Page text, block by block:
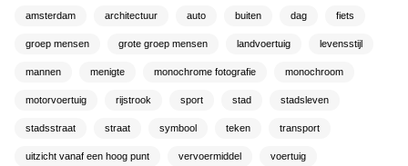
amsterdam architectuur auto buiten dag fiets
groep mensen grote groep mensen landvoertuig levensstijl
mannen menigte monochrome fotografie monochroom
motorvoertuig rijstrook sport stad stadsleven
stadsstraat straat symbool teken transport
uitzicht vanaf een hoog punt vervoermiddel voertuig